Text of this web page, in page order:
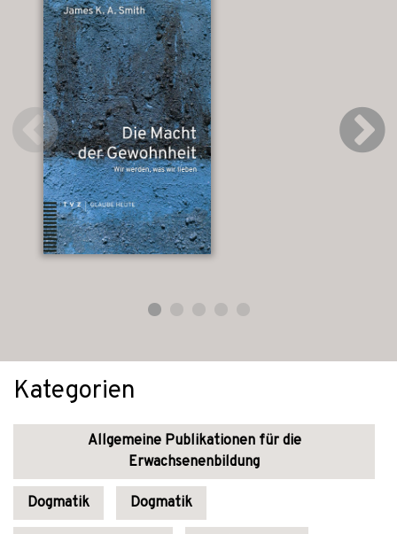
Kategorien
Allgemeine Publikationen für die
Erwachsenenbildung
Dogmatik Dogmatik